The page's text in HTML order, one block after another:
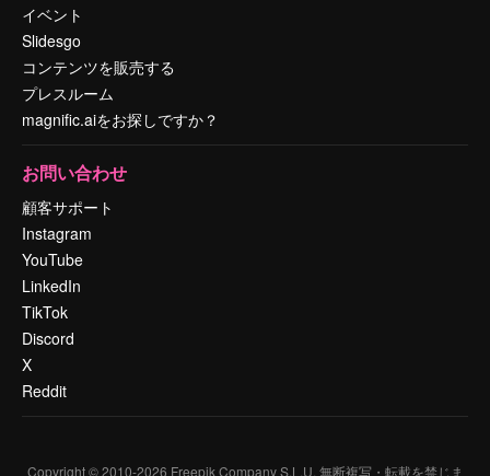
イベント
Slidesgo
コンテンツを販売する
プレスルーム
magnific.aiをお探しですか？
お問い合わせ
顧客サポート
Instagram
YouTube
LinkedIn
TikTok
Discord
X
Reddit
Copyright © 2010-2026 Freepik Company S.L.U. 無断複写・転載を禁じま